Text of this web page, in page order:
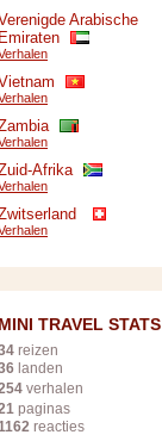
Arabische
Emiraten
Afrika
MINI TRAVEL STATS
reizen
landen
verhalen
paginas
1162 reacties